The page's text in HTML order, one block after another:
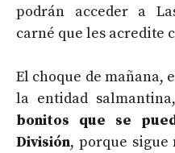
podrán acceder a
carné que les acredite
El choque de mañana,
la entidad
bonitos que se
División, porque